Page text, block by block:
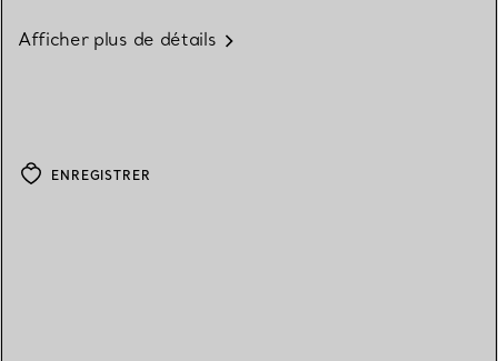
Afficher plus de détails
ENREGISTRER